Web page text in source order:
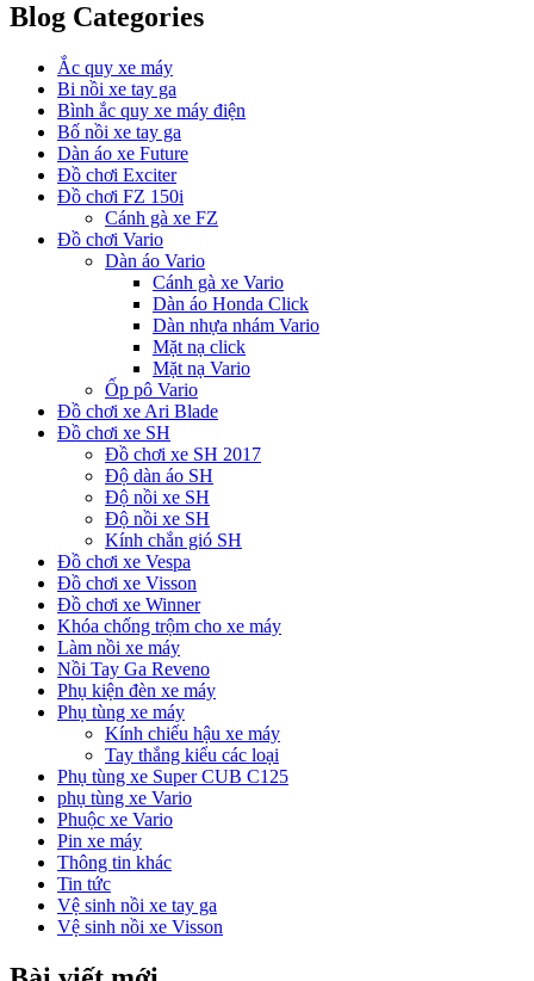
Blog Categories
Ắc quy xe máy
Bi nồi xe tay ga
Bình ắc quy xe máy điện
Bố nồi xe tay ga
Dàn áo xe Future
Đồ chơi Exciter
Đồ chơi FZ 150i
Cánh gà xe FZ
Đồ chơi Vario
Dàn áo Vario
Cánh gà xe Vario
Dàn áo Honda Click
Dàn nhựa nhám Vario
Mặt nạ click
Mặt nạ Vario
Ốp pô Vario
Đồ chơi xe Ari Blade
Đồ chơi xe SH
Đồ chơi xe SH 2017
Độ dàn áo SH
Độ nồi xe SH
Độ nồi xe SH
Kính chắn gió SH
Đồ chơi xe Vespa
Đồ chơi xe Visson
Đồ chơi xe Winner
Khóa chống trộm cho xe máy
Làm nồi xe máy
Nồi Tay Ga Reveno
Phụ kiện đèn xe máy
Phụ tùng xe máy
Kính chiếu hậu xe máy
Tay thắng kiểu các loại
Phụ tùng xe Super CUB C125
phụ tùng xe Vario
Phuộc xe Vario
Pin xe máy
Thông tin khác
Tin tức
Vệ sinh nồi xe tay ga
Vệ sinh nồi xe Visson